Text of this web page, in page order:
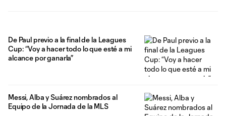
De Paul previo a la final de la Leagues
Cup: “Voy a hacer todo lo que esté a mi
alcance por ganarla”
Messi, Alba y Suárez nombrados al
Equipo de la Jornada de la MLS